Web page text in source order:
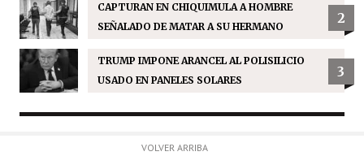
CAPTURAN EN CHIQUIMULA A HOMBRE
SEÑALADO DE MATAR A SU HERMANO
2
TRUMP IMPONE ARANCEL AL POLISILICIO
USADO EN PANELES SOLARES
3
VOLVER ARRIBA